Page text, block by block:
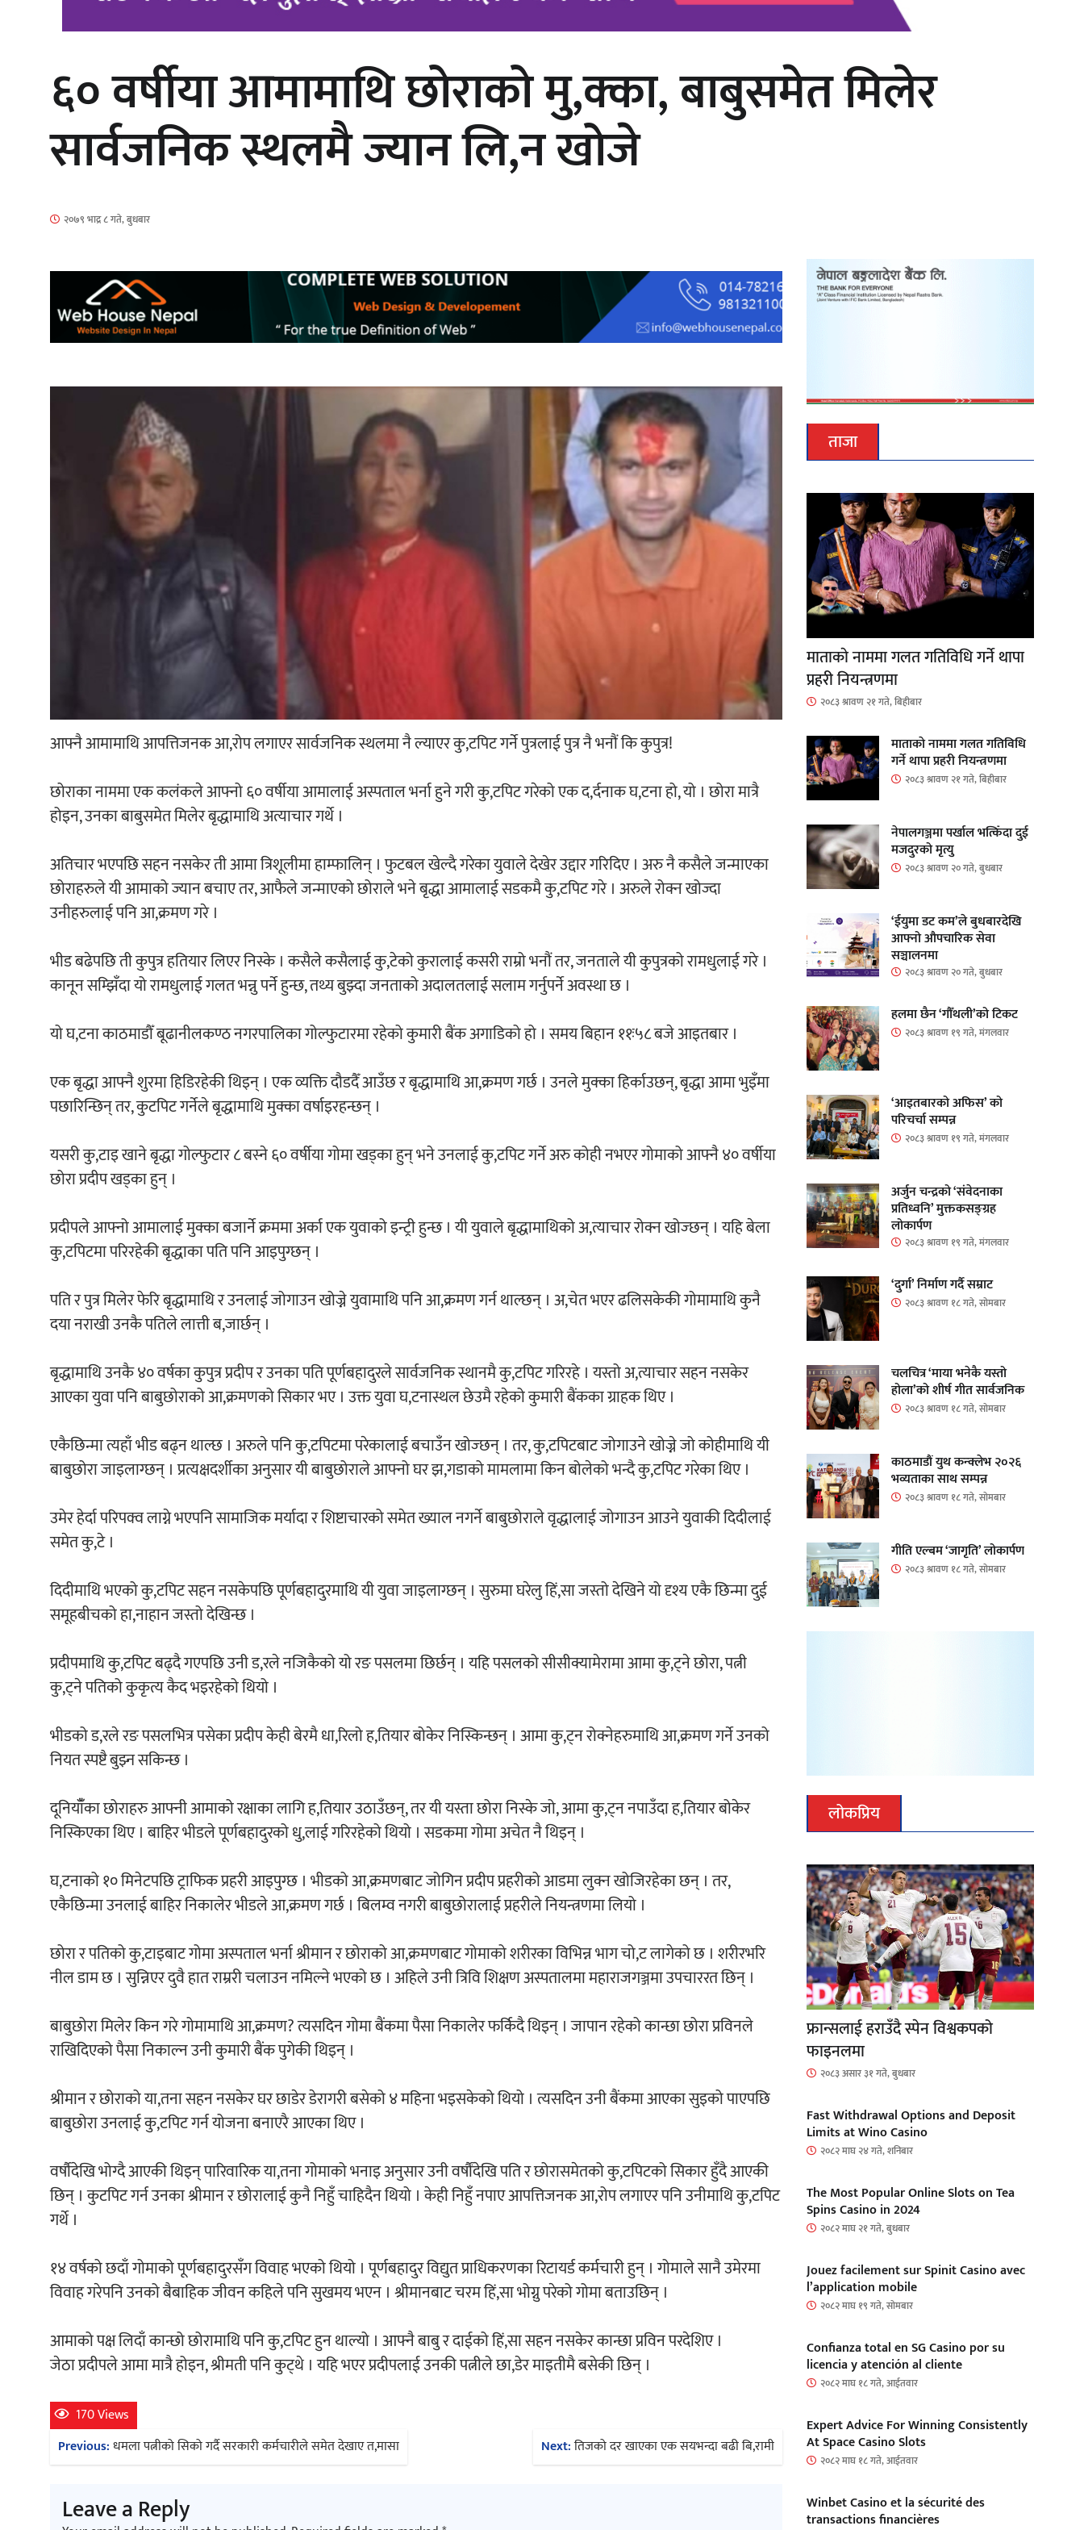
‘दुर्गा’ निर्माण गर्दै सम्राट
चलचित्र ‘माया भनेकै यस्तो होला’को शीर्ष
गीत सार्वजनिक
काठमाडौं युथ कन्क्लेभ २०२६ भव्यताका
साथ सम्पन्न
६० वर्षीया आमामाथि छोराको मु,क्का, बाबुसमेत मिलेर
सार्वजनिक स्थलमै ज्यान लि,न खोजे
२०७९ भाद्र ८ गते, बुधबार
आफ्नै आमामाथि आपत्तिजनक आ,रोप लगाएर सार्वजनिक स्थलमा नै ल्याएर कु,टपिट गर्ने पुत्रलाई पुत्र नै भनौं कि कुपुत्र!
छोराका नाममा एक कलंकले आफ्नो ६० वर्षीया आमालाई अस्पताल भर्ना हुने गरी कु,टपिट गरेको एक द,र्दनाक घ,टना हो, यो । छोरा मात्रै
होइन, उनका बाबुसमेत मिलेर बृद्धामाथि अत्याचार गर्थे ।
अतिचार भएपछि सहन नसकेर ती आमा त्रिशूलीमा हाम्फालिन् । फुटबल खेल्दै गरेका युवाले देखेर उद्दार गरिदिए । अरु नै कसैले जन्माएका
छोराहरुले यी आमाको ज्यान बचाए तर, आफैले जन्माएको छोराले भने बृद्धा आमालाई सडकमै कु,टपिट गरे । अरुले रोक्न खोज्दा
उनीहरुलाई पनि आ,क्रमण गरे ।
भीड बढेपछि ती कुपुत्र हतियार लिएर निस्के । कसैले कसैलाई कु,टेको कुरालाई कसरी राम्रो भनौं तर, जनताले यी कुपुत्रको रामधुलाई गरे ।
कानून सम्झिँदा यो रामधुलाई गलत भन्नु पर्ने हुन्छ, तथ्य बुझ्दा जनताको अदालतलाई सलाम गर्नुपर्ने अवस्था छ ।
यो घ,टना काठमाडौँ बूढानीलकण्ठ नगरपालिका गोल्फुटारमा रहेको कुमारी बैंक अगाडिको हो । समय बिहान ११ः५८ बजे आइतबार ।
एक बृद्धा आफ्नै शुरमा हिडिरहेकी थिइन् । एक व्यक्ति दौडदैँ आउँछ र बृद्धामाथि आ,क्रमण गर्छ । उनले मुक्का हिर्काउछन्, बृद्धा आमा भुइँमा
पछारिन्छिन् तर, कुटपिट गर्नेले बृद्धामाथि मुक्का वर्षाइरहन्छन् ।
यसरी कु,टाइ खाने बृद्धा गोल्फुटार ८ बस्ने ६० वर्षीया गोमा खड्का हुन् भने उनलाई कु,टपिट गर्ने अरु कोही नभएर गोमाको आफ्नै ४० वर्षीया
छोरा प्रदीप खड्का हुन् ।
प्रदीपले आफ्नो आमालाई मुक्का बजार्ने क्रममा अर्का एक युवाको इन्ट्री हुन्छ । यी युवाले बृद्धामाथिको अ,त्याचार रोक्न खोज्छन् । यहि बेला
कु,टपिटमा परिरहेकी बृद्धाका पति पनि आइपुग्छन् ।
पति र पुत्र मिलेर फेरि बृद्धामाथि र उनलाई जोगाउन खोज्ने युवामाथि पनि आ,क्रमण गर्न थाल्छन् । अ,चेत भएर ढलिसकेकी गोमामाथि कुनै
दया नराखी उनकै पतिले लात्ती ब,जार्छन् ।
बृद्धामाथि उनकै ४० वर्षका कुपुत्र प्रदीप र उनका पति पूर्णबहादुरले सार्वजनिक स्थानमै कु,टपिट गरिरहे । यस्तो अ,त्याचार सहन नसकेर
आएका युवा पनि बाबुछोराको आ,क्रमणको सिकार भए । उक्त युवा घ,टनास्थल छेउमै रहेको कुमारी बैंकका ग्राहक थिए ।
एकैछिन्मा त्यहाँ भीड बढ्न थाल्छ । अरुले पनि कु,टपिटमा परेकालाई बचाउँन खोज्छन् । तर, कु,टपिटबाट जोगाउने खोज्ने जो कोहीमाथि यी
बाबुछोरा जाइलाग्छन् । प्रत्यक्षदर्शीका अनुसार यी बाबुछोराले आफ्नो घर झ,गडाको मामलामा किन बोलेको भन्दै कु,टपिट गरेका थिए ।
उमेर हेर्दा परिपक्व लाग्ने भएपनि सामाजिक मर्यादा र शिष्टाचारको समेत ख्याल नगर्ने बाबुछोराले वृद्धालाई जोगाउन आउने युवाकी दिदीलाई
समेत कु,टे ।
दिदीमाथि भएको कु,टपिट सहन नसकेपछि पूर्णबहादुरमाथि यी युवा जाइलाग्छन् । सुरुमा घरेलु हिं,सा जस्तो देखिने यो दृश्य एकै छिन्मा दुई
समूहबीचको हा,नाहान जस्तो देखिन्छ ।
प्रदीपमाथि कु,टपिट बढ्दै गएपछि उनी ड,रले नजिकैको यो रङ पसलमा छिर्छन् । यहि पसलको सीसीक्यामेरामा आमा कु,ट्ने छोरा, पत्नी
कु,ट्ने पतिको कुकृत्य कैद भइरहेको थियो ।
भीडको ड,रले रङ पसलभित्र पसेका प्रदीप केही बेरमै धा,रिलो ह,तियार बोकेर निस्किन्छन् । आमा कु,ट्न रोक्नेहरुमाथि आ,क्रमण गर्ने उनको
नियत स्पष्टै बुझ्न सकिन्छ ।
दूनियाँँका छोराहरु आफ्नी आमाको रक्षाका लागि ह,तियार उठाउँछन्, तर यी यस्ता छोरा निस्के जो, आमा कु,ट्न नपाउँदा ह,तियार बोकेर
निस्किएका थिए । बाहिर भीडले पूर्णबहादुरको धु,लाई गरिरहेको थियो । सडकमा गोमा अचेत नै थिइन् ।
घ,टनाको १० मिनेटपछि ट्राफिक प्रहरी आइपुग्छ । भीडको आ,क्रमणबाट जोगिन प्रदीप प्रहरीको आडमा लुक्न खोजिरहेका छन् । तर,
एकैछिन्मा उनलाई बाहिर निकालेर भीडले आ,क्रमण गर्छ । बिलम्व नगरी बाबुछोरालाई प्रहरीले नियन्त्रणमा लियो ।
छोरा र पतिको कु,टाइबाट गोमा अस्पताल भर्ना श्रीमान र छोराको आ,क्रमणबाट गोमाको शरीरका विभिन्न भाग चो,ट लागेको छ । शरीरभरि
नील डाम छ । सुन्निएर दुवै हात राम्ररी चलाउन नमिल्ने भएको छ । अहिले उनी त्रिवि शिक्षण अस्पतालमा महाराजगञ्जमा उपचाररत छिन् ।
बाबुछोरा मिलेर किन गरे गोमामाथि आ,क्रमण? त्यसदिन गोमा बैंकमा पैसा निकालेर फर्किदै थिइन् । जापान रहेको कान्छा छोरा प्रविनले
राखिदिएको पैसा निकाल्न उनी कुमारी बैंक पुगेकी थिइन् ।
श्रीमान र छोराको या,तना सहन नसकेर घर छाडेर डेरागरी बसेको ४ महिना भइसकेको थियो । त्यसदिन उनी बैंकमा आएका सुइको पाएपछि
बाबुछोरा उनलाई कु,टपिट गर्न योजना बनाएरै आएका थिए ।
वर्षौदेखि भोग्दै आएकी थिइन् पारिवारिक या,तना गोमाको भनाइ अनुसार उनी वर्षौंदेखि पति र छोरासमेतको कु,टपिटको सिकार हुँदै आएकी
छिन् । कुटपिट गर्न उनका श्रीमान र छोरालाई कुनै निहुँ चाहिदैन थियो । केही निहुँ नपाए आपत्तिजनक आ,रोप लगाएर पनि उनीमाथि कु,टपिट
गर्थे ।
१४ वर्षको छदाँ गोमाको पूर्णबहादुरसँग विवाह भएको थियो । पूर्णबहादुर विद्युत प्राधिकरणका रिटायर्ड कर्मचारी हुन् । गोमाले सानै उमेरमा
विवाह गरेपनि उनको बैबाहिक जीवन कहिले पनि सुखमय भएन । श्रीमानबाट चरम हिं,सा भोग्नु परेको गोमा बताउछिन् ।
आमाको पक्ष लिदाँ कान्छो छोरामाथि पनि कु,टपिट हुन थाल्यो । आफ्नै बाबु र दाईको हिं,सा सहन नसकेर कान्छा प्रविन परदेशिए ।
जेठा प्रदीपले आमा मात्रै होइन, श्रीमती पनि कुट्थे । यहि भएर प्रदीपलाई उनकी पत्नीले छा,डेर माइतीमै बसेकी छिन् ।
170 Views
Post
navigation
Previous:धमला पत्नीको सिको गर्दै सरकारी कर्मचारीले समेत देखाए त,मासा Next:तिजको दर खाएका एक सयभन्दा बढी बि,रामी
Leave a Reply
ताजा
माताकाे नाममा गलत गतिविधि गर्ने थापा
प्रहरी नियन्त्रणमा
२०८३ श्रावण २१ गते, बिहीबार
माताकाे नाममा गलत गतिविधि
गर्ने थापा प्रहरी नियन्त्रणमा
२०८३ श्रावण २१ गते, बिहीबार
नेपालगञ्जमा पर्खाल भत्किँदा दुई
मजदुरको मृत्यु
२०८३ श्रावण २० गते, बुधबार
‘ईयुमा डट कम’ले बुधबारदेखि
आफ्नो औपचारिक सेवा
सञ्चालनमा
२०८३ श्रावण २० गते, बुधबार
हलमा छैन ‘गौँथली’को टिकट
२०८३ श्रावण १९ गते, मंगलवार
‘आइतबारको अफिस’ को
परिचर्चा सम्पन्न
२०८३ श्रावण १९ गते, मंगलवार
अर्जुन चन्द्रको ‘संवेदनाका
प्रतिध्वनि’ मुक्तकसङ्ग्रह
लोकार्पण
२०८३ श्रावण १९ गते, मंगलवार
‘दुर्गा’ निर्माण गर्दै सम्राट
२०८३ श्रावण १८ गते, सोमबार
चलचित्र ‘माया भनेकै यस्तो
होला’को शीर्ष गीत सार्वजनिक
२०८३ श्रावण १८ गते, सोमबार
काठमाडौं युथ कन्क्लेभ २०२६
भव्यताका साथ सम्पन्न
२०८३ श्रावण १८ गते, सोमबार
गीति एल्बम ‘जागृति’ लोकार्पण
२०८३ श्रावण १८ गते, सोमबार
लोकप्रिय
फ्रान्सलाई हराउँदै स्पेन विश्वकपको
फाइनलमा
२०८३ असार ३१ गते, बुधबार
Fast Withdrawal Options and Deposit
Limits at Wino Casino
२०८२ माघ २४ गते, शनिबार
The Most Popular Online Slots on Tea
Spins Casino in 2024
२०८२ माघ २१ गते, बुधबार
Jouez facilement sur Spinit Casino avec
l’application mobile
२०८२ माघ १९ गते, सोमबार
Confianza total en SG Casino por su
licencia y atención al cliente
२०८२ माघ १८ गते, आईतवार
Expert Advice For Winning Consistently
At Space Casino Slots
२०८२ माघ १८ गते, आईतवार
Winbet Casino et la sécurité des
transactions financières